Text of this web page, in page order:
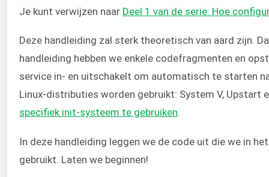
Je kunt verwijzen naar Deel 1 van de serie: Hoe
Deze handleiding zal sterk theoretisch van aard zijn.
handleiding hebben we enkele codefragmenten en
service in- en uitschakelt om automatisch te starten
Linux-distributies worden gebruikt: System V, Upstart
specifiek init-systeem te gebruiken.
In deze handleiding leggen we de code uit die we in
gebruikt. Laten we beginnen!